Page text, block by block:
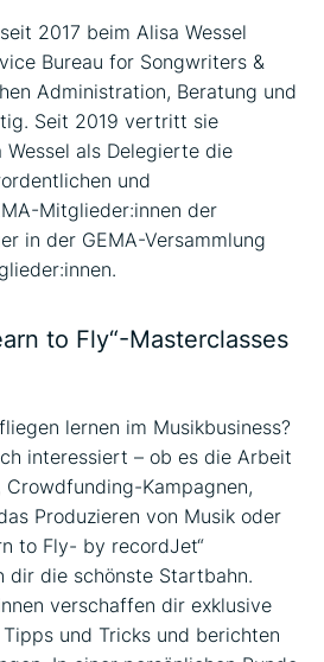
2017 beim Alisa Wessel
Bureau for Songwriters &
Administration, Beratung und
Seit 2019 vertritt sie
als Delegierte die
und
Mitglieder:innen der
in der GEMA-Versammlung
to Fly“-Masterclasses
lernen im Musikbusiness?
interessiert – ob es die Arbeit
Crowdfunding-Kampagnen,
Produzieren von Musik oder
to Fly- by recordJet“
dir die schönste Startbahn.
verschaffen dir exklusive
und Tricks und berichten